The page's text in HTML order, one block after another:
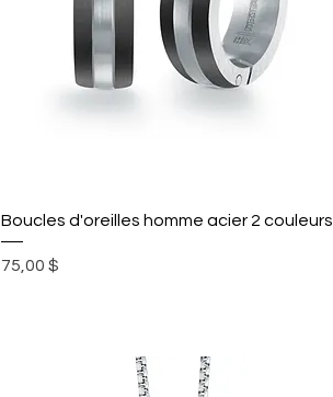
Boucles d'oreilles homme acier 2 couleurs
Prix
75,00 $